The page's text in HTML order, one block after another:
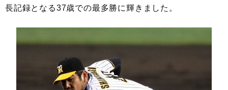
長記録となる37歳での最多勝に輝きました。